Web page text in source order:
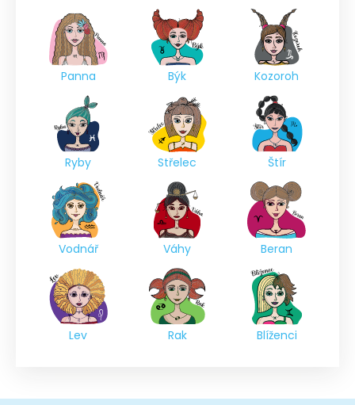
Panna Býk Kozoroh
Ryby Střelec Štír
Vodnář Váhy Beran
Lev Rak Blíženci